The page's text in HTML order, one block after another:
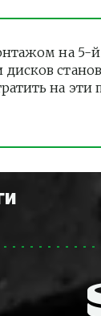
на 5-й
на